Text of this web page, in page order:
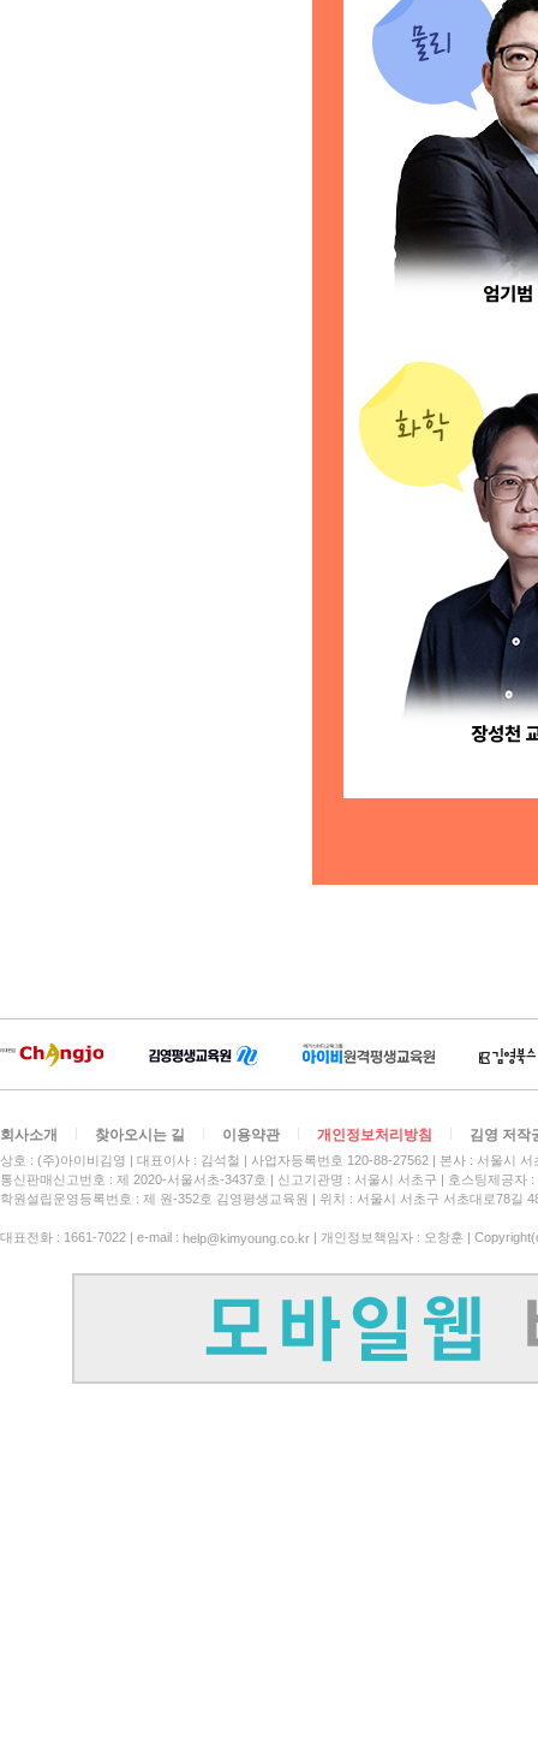
회사소개 찾아오시는 길 이용약관 개인정보처리방침 김영 저작
상호 : (주)아이비김영 대표이사 : 김석철 사업자등록번호 120-88-27562
본사 : 서울시
통신판매신고번호 : 제 2020-서울서초-3437호
신고기관명 : 서울시 서초구
호스팅제공자
학원설립운영등록번호 : 제 원-352호 김영평생교육원 | 위치 : 서울시 서초구 서초대로78길
대표전화 : 1661-7022 | e-mail : help@kimyoung.co.kr | 개인정보책임자 : 오창훈 |